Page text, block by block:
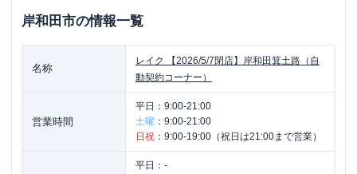
岸和田市の情報一覧
名称
レイク
【2026/5/7閉店】岸和田箕土路（自
動契約コーナー）
営業時間
平日： 9:00-21:00
土曜 ： 9:00-21:00
日祝 ： 9:00-19:00（祝日は21:00まで営業）
平日： -